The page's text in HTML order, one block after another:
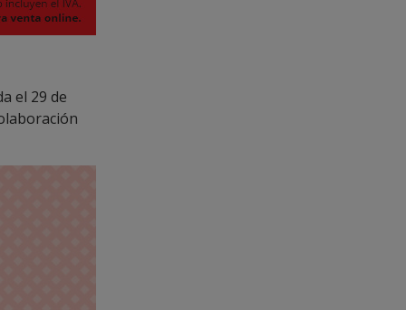
el 29 de